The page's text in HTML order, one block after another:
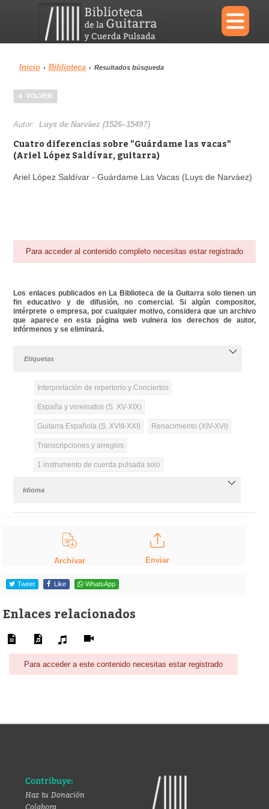
×
Menu
Biblioteca
Área personal Reproductor
Inicio › Biblioteca › Resultados búsqueda
VOLVER
Autor:Luys de Narváez (1526–1549?)
Cuatro diferencias sobre "Guárdame las vacas"
(Ariel López Saldívar, guitarra)
Ariel López Saldívar - Guárdame Las Vacas (Luys de Narváez)
Para acceder al contenido completo necesitas estar registrado
Los enlaces publicados en La Biblioteca de la Guitarra solo tienen un
fin educativo y de difusión, no comercial. Si algún compositor,
intérprete o empresa, por cualquier motivo, considera que un archivo
que aparece en esta página web vulnera los derechos de autor,
infórmenos y se eliminará.
Etiquetas
Interpretación de repertorio y Conciertos
España y virreinatos (S. XV-XIX)
Guitarra Española (S. XVIII-XXI) Renacimiento (XIV-XVI)
Transcripciones y arreglos
1 instrumento de cuerda pulsada solo
Idioma
Archivar Enviar
Tweet Like WhatsApp
Enlaces relacionados
Para acceder a este contenido necesitas estar registrado
Contribuye:
Haz tu Donación
Colabora